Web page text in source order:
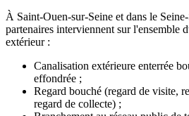
À Saint-Ouen-sur-Seine et dans le
partenaires interviennent sur l'ensemble
extérieur :
Canalisation extérieure enterrée
effondrée ;
Regard bouché (regard de visite,
regard de collecte) ;